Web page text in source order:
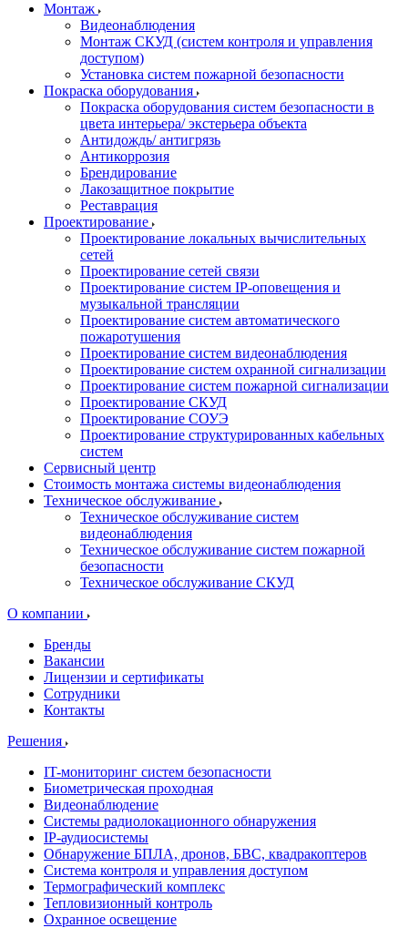
Монтаж
Видеонаблюдения
Монтаж СКУД (систем контроля и управления
доступом)
Установка систем пожарной безопасности
Покраска оборудования
Покраска оборудования систем безопасности в
цвета интерьера/ экстерьера объекта
Антидождь/ антигрязь
Антикоррозия
Брендирование
Лакозащитное покрытие
Реставрация
Проектирование
Проектирование локальных вычислительных
сетей
Проектирование сетей связи
Проектирование систем IP-оповещения и
музыкальной трансляции
Проектирование систем автоматического
пожаротушения
Проектирование систем видеонаблюдения
Проектирование систем охранной сигнализации
Проектирование систем пожарной сигнализации
Проектирование СКУД
Проектирование СОУЭ
Проектирование структурированных кабельных
систем
Сервисный центр
Стоимость монтажа системы видеонаблюдения
Техническое обслуживание
Техническое обслуживание систем
видеонаблюдения
Техническое обслуживание систем пожарной
безопасности
Техническое обслуживание СКУД
О компании
Бренды
Вакансии
Лицензии и сертификаты
Сотрудники
Контакты
Решения
IT-мониторинг систем безопасности
Биометрическая проходная
Видеонаблюдение
Системы радиолокационного обнаружения
IP-аудиосистемы
Обнаружение БПЛА, дронов, БВС, квадракоптеров
Система контроля и управления доступом
Термографический комплекс
Тепловизионный контроль
Охранное освещение